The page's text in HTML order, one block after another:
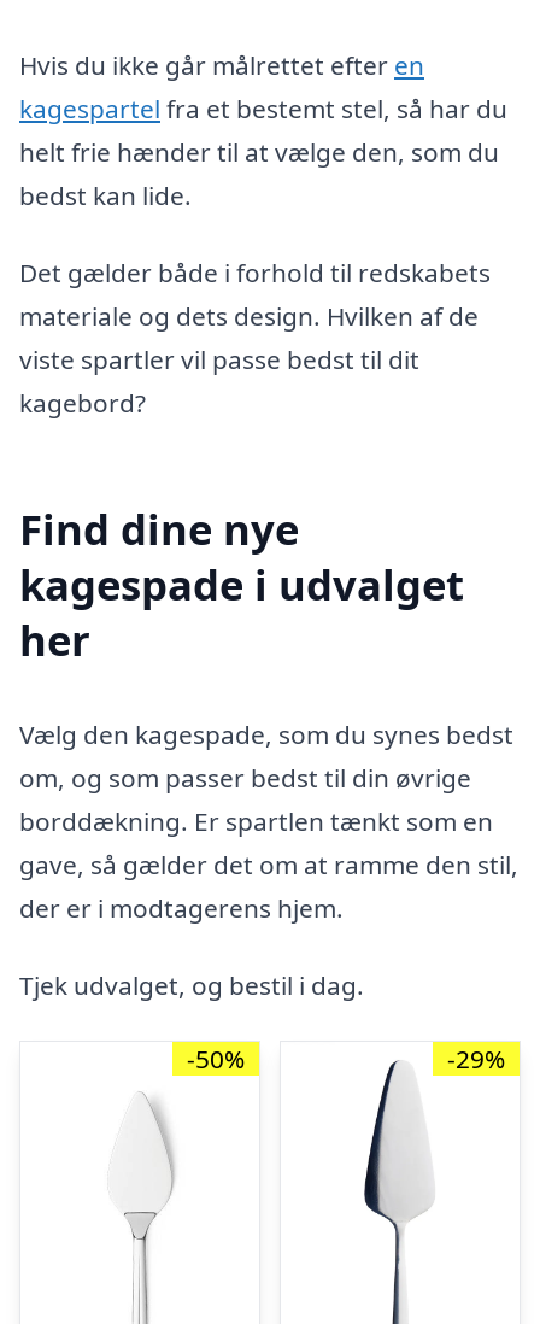
Hvis du ikke går målrettet efter en
kagespartel fra et bestemt stel, så har du
helt frie hænder til at vælge den, som du
bedst kan lide.
Det gælder både i forhold til redskabets
materiale og dets design. Hvilken af de
viste spartler vil passe bedst til dit
kagebord?
Find dine nye
kagespade i udvalget
her
Vælg den kagespade, som du synes bedst
om, og som passer bedst til din øvrige
borddækning. Er spartlen tænkt som en
gave, så gælder det om at ramme den stil,
der er i modtagerens hjem.
Tjek udvalget, og bestil i dag.
-50% -29%